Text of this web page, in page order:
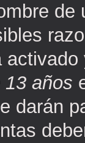
años
darán